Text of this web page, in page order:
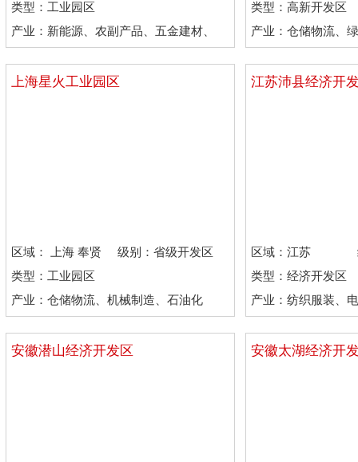
类型：工业园区
产业：新能源、农副产品、五金建材、
石油化工
类型：高新开发区
产业：仓储物流、
务、石油化工
上海星火工业园区
区域： 上海 奉贤
区
级别：省级开发区
类型：工业园区
产业：仓储物流、机械制造、石油化
工、电子电气
江苏沛县经济开
区域：江苏
类型：经济开发区
产业：纺织服装、
业、石油化工
安徽潜山经济开发区 安徽太湖经济开